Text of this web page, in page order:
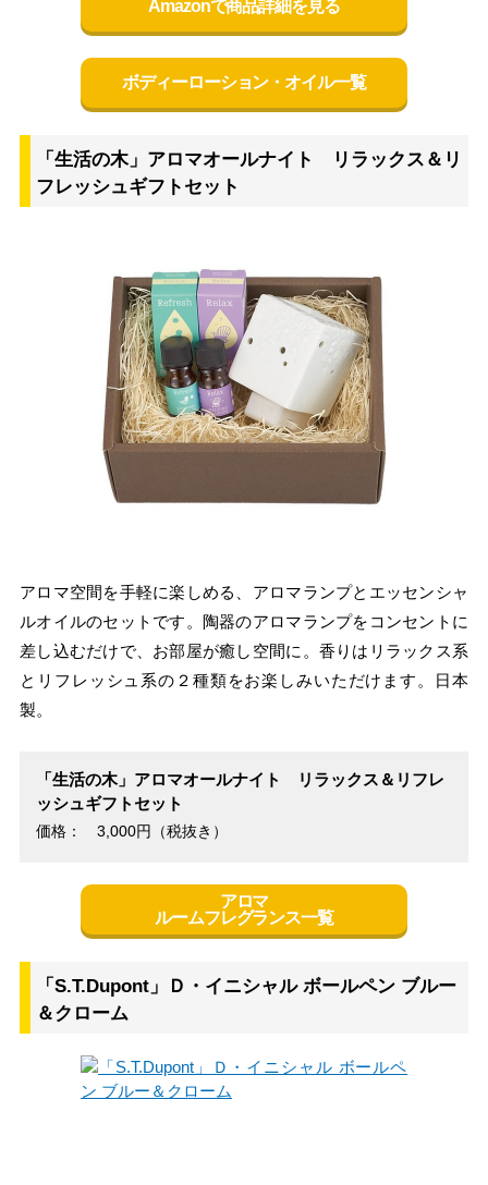
Amazonで商品詳細を見る
ボディーローション・オイル一覧
「生活の木」アロマオールナイト リラックス＆リ
フレッシュギフトセット
アロマ空間を手軽に楽しめる、アロマランプとエッセンシャ
ルオイルのセットです。陶器のアロマランプをコンセントに
差し込むだけで、お部屋が癒し空間に。香りはリラックス系
とリフレッシュ系の２種類をお楽しみいただけます。日本
製。
「生活の木」アロマオールナイト リラックス＆リフレ
ッシュギフトセット
価格： 3,000円（税抜き）
アロマ
ルームフレグランス一覧
「S.T.Dupont」Ｄ・イニシャル ボールペン ブルー
＆クローム